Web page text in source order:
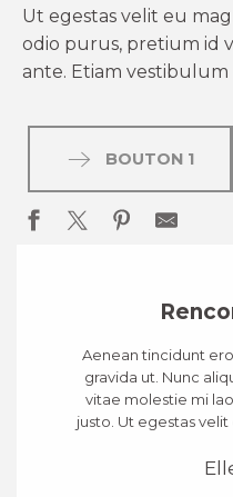
Ut egestas velit eu
odio purus, pretium id
ante. Etiam vestibulum
BOUTON 1
Aenean tincidunt
gravida ut. Nunc
vitae molestie mi
justo. Ut egestas